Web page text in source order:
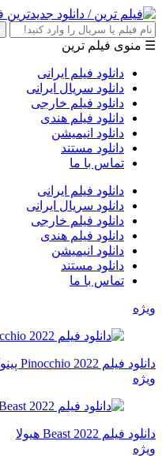
☰ منوی فیلم ترین
دانلود فیلم ایرانی
دانلود سریال ایرانی
دانلود فیلم خارجی
دانلود فیلم هندی
دانلود انیمیشن
دانلود مستند
تماس با ما
دانلود فیلم ایرانی
دانلود سریال ایرانی
دانلود فیلم خارجی
دانلود فیلم هندی
دانلود انیمیشن
دانلود مستند
تماس با ما
ویژه
دانلود فیلم Pinocchio 2022 پینوکیو
ویژه
دانلود فیلم Beast 2022 هیولا
ویژه